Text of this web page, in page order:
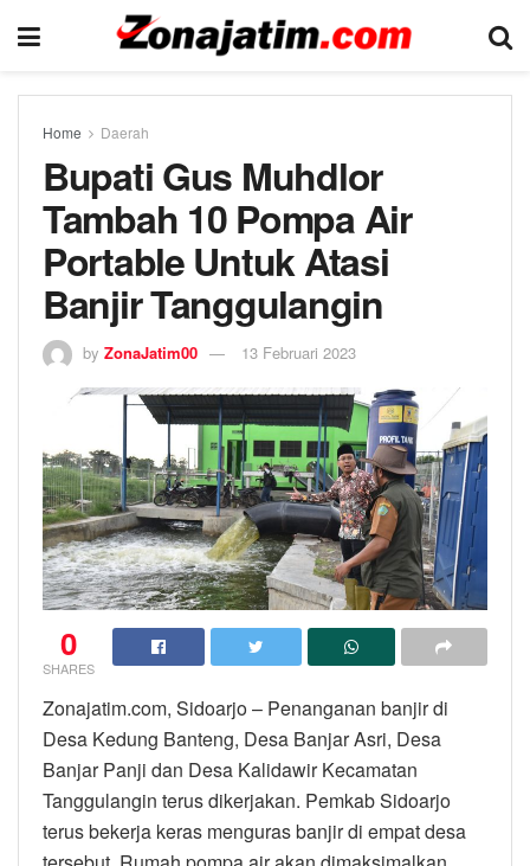
Home Daerah
Bupati Gus Muhdlor
Tambah 10 Pompa Air
Portable Untuk Atasi
Banjir Tanggulangin
by ZonaJatim00 13 Februari 2023
0
SHARES
Zonajatim.com, Sidoarjo – Penanganan banjir di
Desa Kedung Banteng, Desa Banjar Asri, Desa
Banjar Panji dan Desa Kalidawir Kecamatan
Tanggulangin terus dikerjakan. Pemkab Sidoarjo
terus bekerja keras menguras banjir di empat desa